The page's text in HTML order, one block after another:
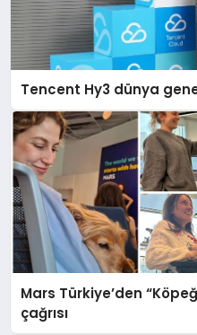
Tencent Hy3 dünya
Mars Türkiye’den
çağrısı